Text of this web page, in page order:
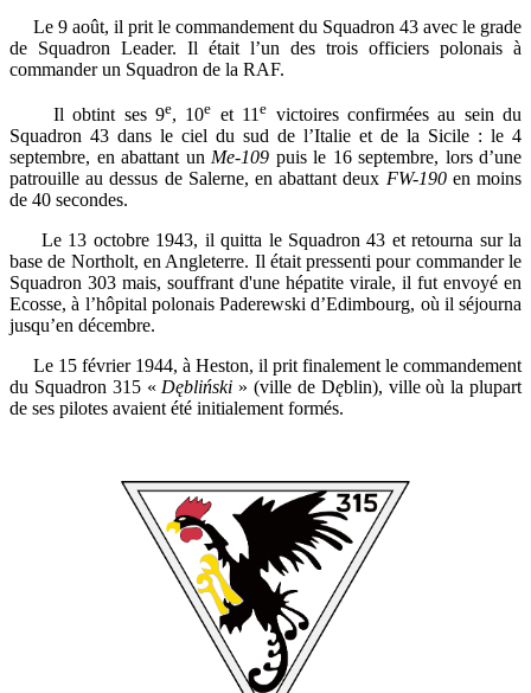
Le 9 août, il prit le commandement du Squadron 43 avec le grade
de Squadron Leader. Il était l’un des trois officiers polonais à
commander un Squadron de la RAF.
Il obtint ses 9e, 10e et 11e victoires confirmées au sein du
Squadron 43 dans le ciel du sud de l’Italie et de la Sicile : le 4
septembre, en abattant un Me-109 puis le 16 septembre, lors d’une
patrouille au dessus de Salerne, en abattant deux FW-190en moins
de 40 secondes.
Le 13 octobre 1943, il quitta le Squadron 43 et retourna sur la
base de Northolt, en Angleterre. Il était pressenti pour commander le
Squadron 303 mais, souffrant d'une hépatite virale, il fut envoyé en
Ecosse, à l’hôpital polonais Paderewski d’Edimbourg, où il séjourna
jusqu’en décembre.
Le 15 février 1944, à Heston, il prit finalement le commandement
du Squadron 315 « Dębliński » (ville de Dęblin), ville où la plupart
de ses pilotes avaient été initialement formés.